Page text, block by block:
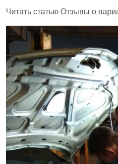
Читать статью Отзывы о